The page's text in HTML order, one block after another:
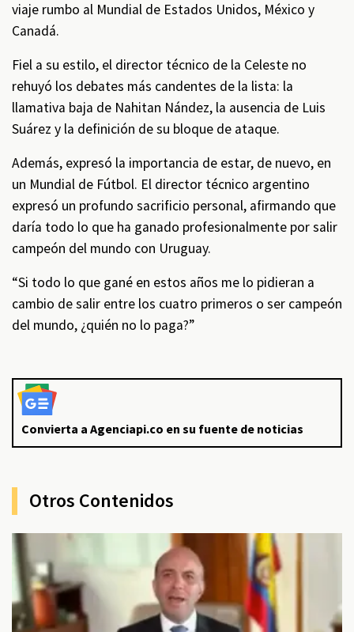
viaje rumbo al Mundial de Estados Unidos, México y
Canadá.
Fiel a su estilo, el director técnico de la Celeste no
rehuyó los debates más candentes de la lista: la
llamativa baja de Nahitan Nández, la ausencia de Luis
Suárez y la definición de su bloque de ataque.
Además, expresó la importancia de estar, de nuevo, en
un Mundial de Fútbol. El director técnico argentino
expresó un profundo sacrificio personal, afirmando que
daría todo lo que ha ganado profesionalmente por salir
campeón del mundo con Uruguay.
“Si todo lo que gané en estos años me lo pidieran a
cambio de salir entre los cuatro primeros o ser campeón
del mundo, ¿quién no lo paga?”
Convierta a Agenciapi.co en su fuente de noticias
Otros Contenidos